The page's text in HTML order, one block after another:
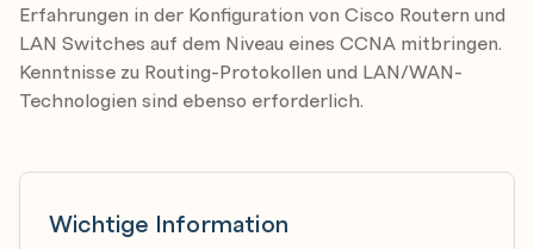
Module Summary
Module Self-Check
Congestion Management
Configure WFQ
Configure CBWFQ and LLQ
Erfahrungen in der Konfiguration von Cisco Routern und
LAN Switches auf dem Niveau eines CCNA mitbringen.
Kenntnisse zu Routing-Protokollen und LAN/WAN-
Technologien sind ebenso erforderlich.
Wichtige Information